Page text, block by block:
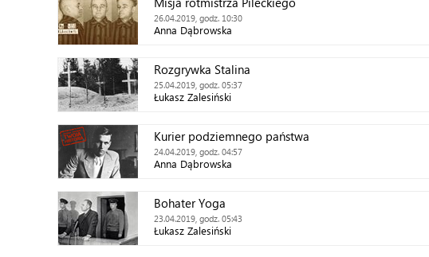
26.04.2019, godz. 10:30
Anna Dąbrowska
Rozgrywka Stalina
25.04.2019, godz. 05:37
Łukasz Zalesiński
Kurier podziemnego państwa
24.04.2019, godz. 04:57
Anna Dąbrowska
Bohater Yoga
23.04.2019, godz. 05:43
Łukasz Zalesiński